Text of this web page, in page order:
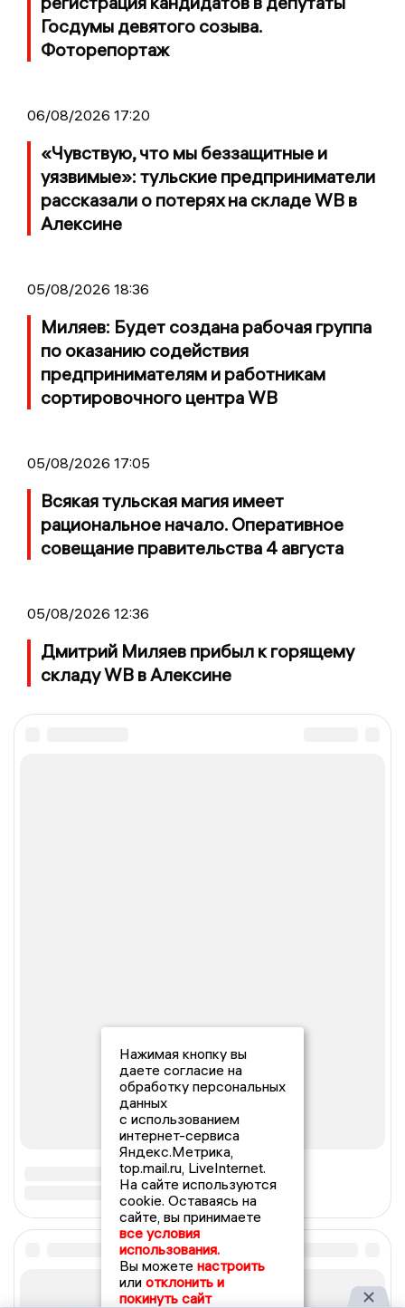
Госдумы девятого созыва.
Фоторепортаж
06/08/2026 17:20
«Чувствую, что мы беззащитные и
уязвимые»: тульские предприниматели
рассказали о потерях на складе WB в
Алексине
05/08/2026 18:36
Миляев: Будет создана рабочая группа
по оказанию содействия
предпринимателям и работникам
сортировочного центра WB
05/08/2026 17:05
Всякая тульская магия имеет
рациональное начало. Оперативное
совещание правительства 4 августа
05/08/2026 12:36
Дмитрий Миляев прибыл к горящему
складу WB в Алексине
Нажимая кнопку вы
даете согласие на
обработку персональных
данных
с использованием
интернет-сервиса
Яндекс.Метрика,
top.mail.ru, LiveInternet.
На сайте используются
cookie. Оставаясь на
сайте, вы принимаете
все условия
использования.
Вы можете настроить
или отклонить и
покинуть сайт